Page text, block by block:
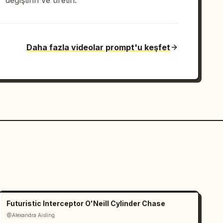
Daha fazla videolar prompt'u keşfet
Futuristic Interceptor O'Neill Cylinder Chase
@Alexandra Aisling